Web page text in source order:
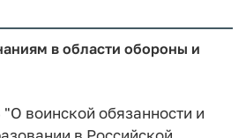
в области обороны и
воинской обязанности и